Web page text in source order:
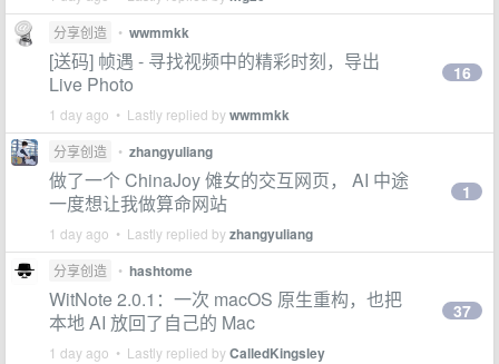
分享创造 • wwmmkk
[送码] 帧遇 - 寻找视频中的精彩时刻，导出
Live Photo
1 day ago • Lastly replied bywwmmkk
16
分享创造 • zhangyuliang
做了一个 ChinaJoy 傩女的交互网页， AI 中途
一度想让我做算命网站
1 day ago • Lastly replied byzhangyuliang
1
分享创造 • hashtome
WitNote 2.0.1：一次 macOS 原生重构，也把
本地 AI 放回了自己的 Mac
1 day ago • Lastly replied byCalledKingsley
37